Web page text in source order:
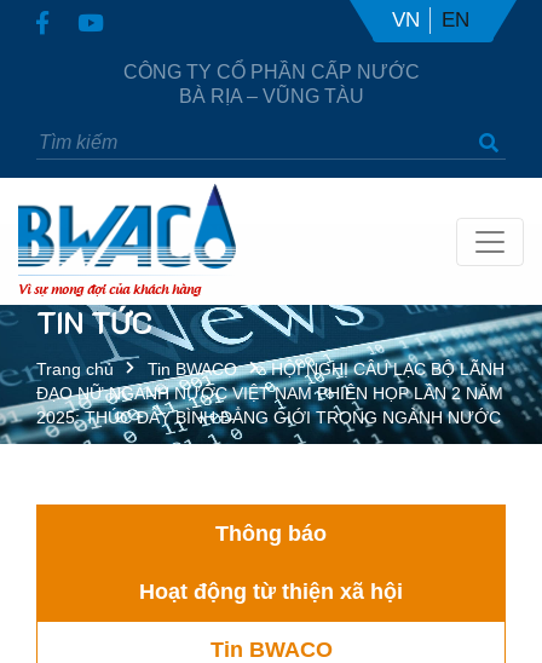
CÔNG TY CỔ PHẦN CẤP NƯỚC
BÀ RỊA – VŨNG TÀU
VN EN
Vì sự mong đợi của khách hàng
TIN TỨC
Trang chủ Tin BWACO
HỘI NGHỊ CÂU LẠC BỘ LÃNH
ĐẠO NỮ NGÀNH NƯỚC VIỆT NAM PHIÊN HỌP LẦN 2 NĂM
2025: THÚC ĐẨY BÌNH ĐẲNG GIỚI TRONG NGÀNH NƯỚC
Thông báo
Hoạt động từ thiện xã hội
Tin BWACO